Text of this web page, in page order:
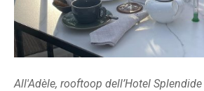
All'Adèle, rooftoop dell’Hotel Splendide